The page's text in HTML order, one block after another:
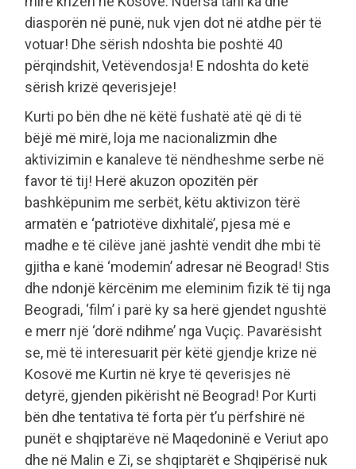
diasporën në punë, nuk vjen dot në atdhe për të
votuar! Dhe sërish ndoshta bie poshtë 40
përqindshit, Vetëvendosja! E ndoshta do ketë
sërish krizë qeverisjeje!
Kurti po bën dhe në këtë fushatë atë që di të
bëjë më mirë, loja me nacionalizmin dhe
aktivizimin e kanaleve të nëndheshme serbe në
favor të tij! Herë akuzon opozitën për
bashkëpunim me serbët, këtu aktivizon tërë
armatën e ‘patriotëve dixhitalë’, pjesa më e
madhe e të cilëve janë jashtë vendit dhe mbi të
gjitha e kanë ‘modemin’ adresar në Beograd! Stis
dhe ndonjë kërcënim me eleminim fizik të tij nga
Beogradi, ‘film’ i parë ky sa herë gjendet ngushtë
e merr një ‘dorë ndihme’ nga Vuçiç. Pavarësisht
se, më të interesuarit për këtë gjendje krize në
Kosovë me Kurtin në krye të qeverisjes në
detyrë, gjenden pikërisht në Beograd! Por Kurti
bën dhe tentativa të forta për t’u përfshirë në
punët e shqiptarëve në Maqedoninë e Veriut apo
dhe në Malin e Zi, se shqiptarët e Shqipërisë nuk